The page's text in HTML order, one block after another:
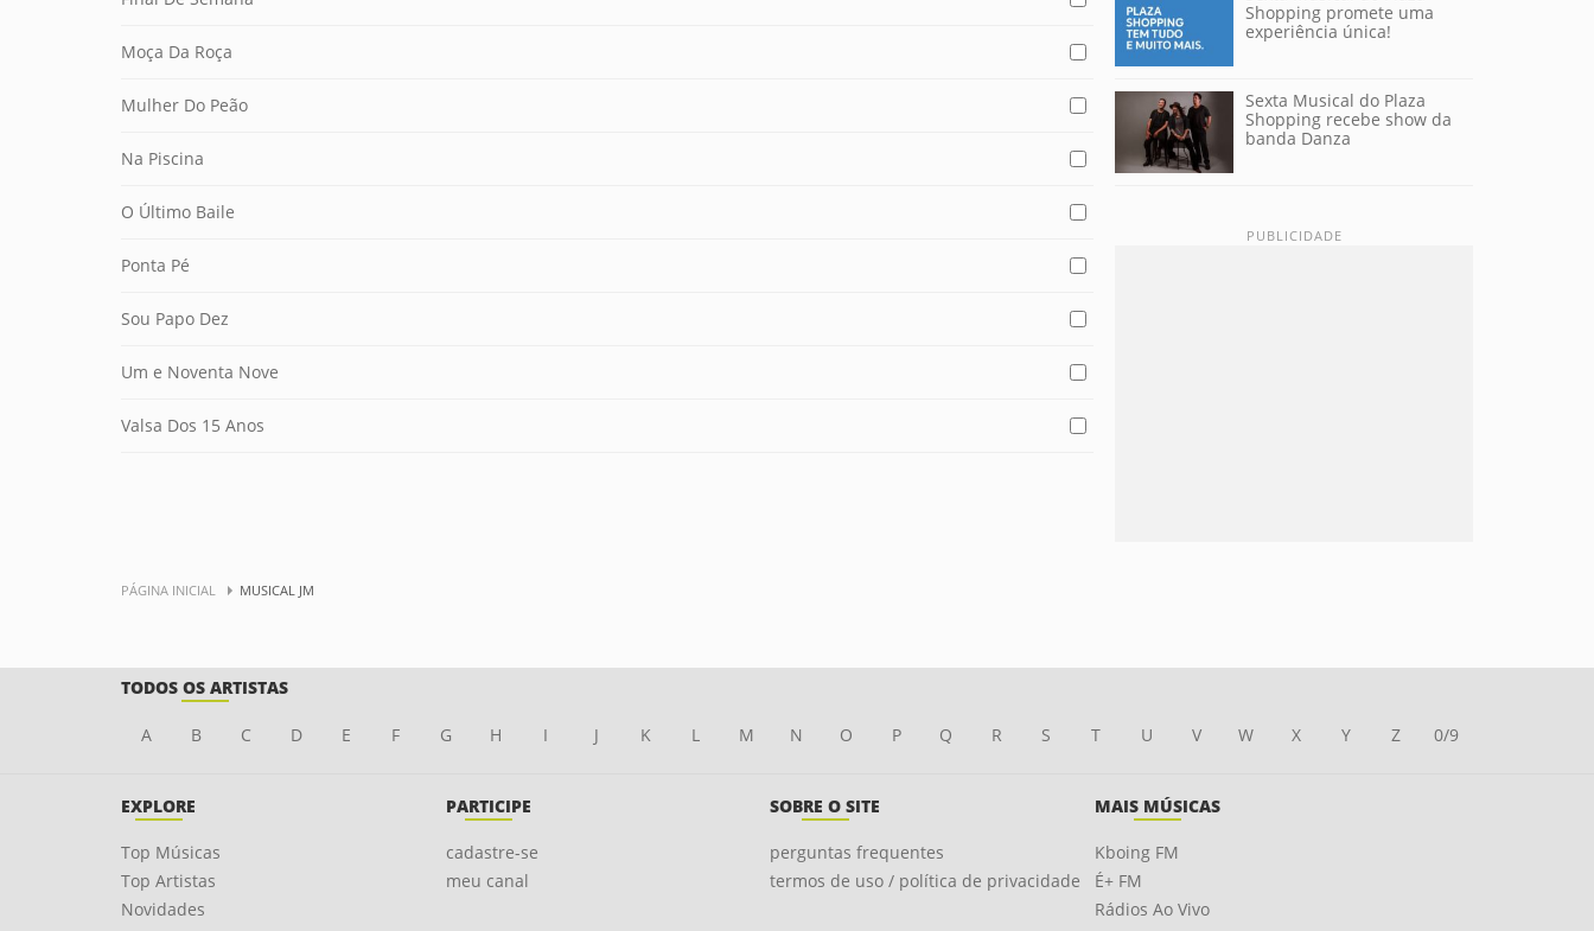
Moça Da Roça
Mulher Do Peão
Na Piscina
O Último Baile
Ponta Pé
Sou Papo Dez
Um e Noventa Nove
Valsa Dos 15 Anos
Shopping promete uma
experiência única!
Sexta Musical do Plaza
Shopping recebe show da
banda Danza
PÁGINA INICIAL MUSICAL JM
TODOS OS ARTISTAS
A B C D E F G H I J K L M N O P Q R S T U V W X Y Z 0/9
EXPLORE
Top Músicas
Top Artistas
Novidades
PARTICIPE
cadastre-se
meu canal
SOBRE O SITE
perguntas frequentes
termos de uso / política de privacidade
MAIS MÚSICAS
Kboing FM
É+ FM
Rádios Ao Vivo